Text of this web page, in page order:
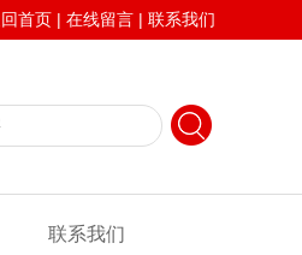
首页 | 在线留言 | 联系我们
联系我们